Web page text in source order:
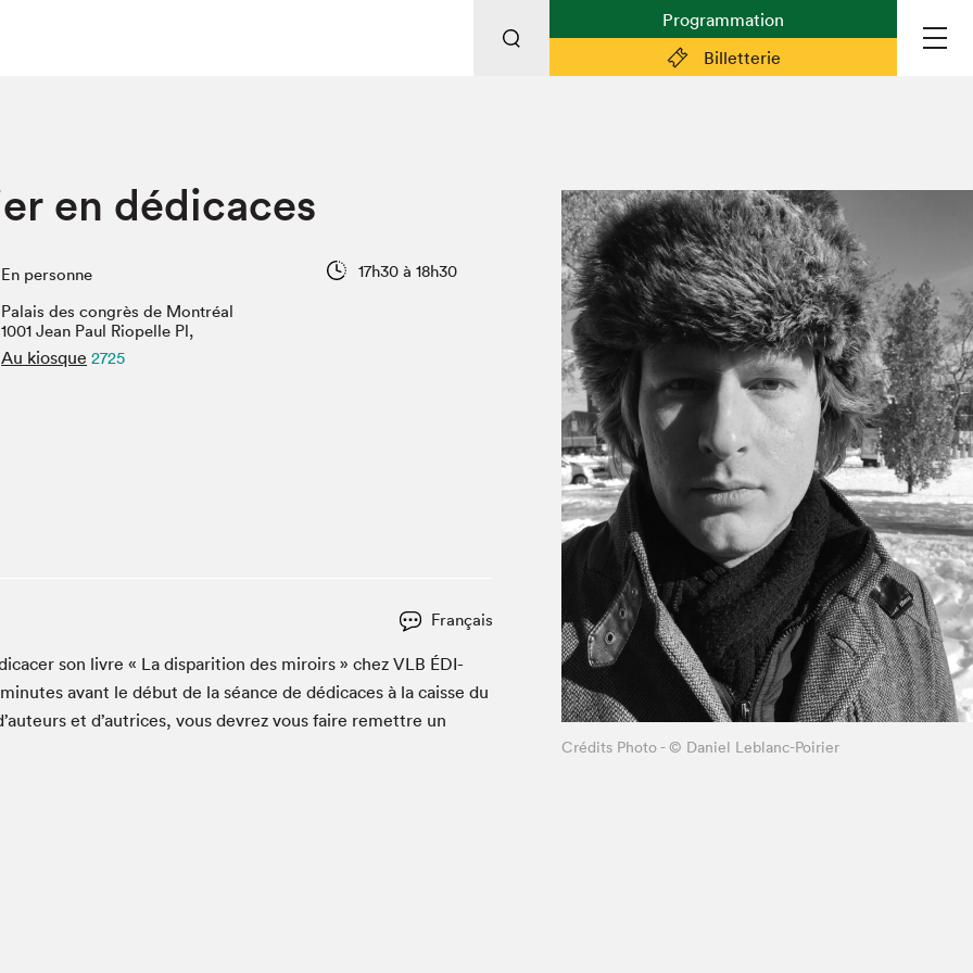
Billetterie
Programmation
Programmation dans la ville
Vidéos et balados
Le Salon dans ta classe
Liseur Public
Matinées scolaires Hydro-Québec
Plan du Salon
Préparer sa visite
Partenaires
Espace médias
Espace exposant·e·s
Espace enseignant·e·s
Espace participant⋅e⋅s
Espace Salon dans la ville
Espace bénévoles
Devenir bénévole
À propos du Salon
Liste des exposant·e·s
Liste des auteur·rice·s
en dédicaces
En personne
17h30 à 18h30
Palais des congrès de Montréal
1001 Jean Paul Riopelle Pl,
Au kiosque 2725
Français
son livre « La dis­pari­tion des miroirs » chez VLB ÉDI­
min­utes avant le début de la séance de dédi­caces à la caisse du
et d’autrices, vous devrez vous faire remet­tre un
Crédits Photo - © Daniel Leblanc-Poirier